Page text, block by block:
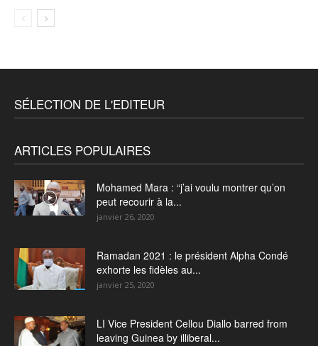
SÉLECTION DE L'EDITEUR
ARTICLES POPULAIRES
Mohamed Mara : “j’ai voulu montrer qu’on
peut recourir à la...
janvier 26, 2020
Ramadan 2021 : le président Alpha Condé
exhorte les fidèles au...
janvier 25, 2020
LI Vice President Cellou Diallo barred from
leaving Guinea by illiberal...